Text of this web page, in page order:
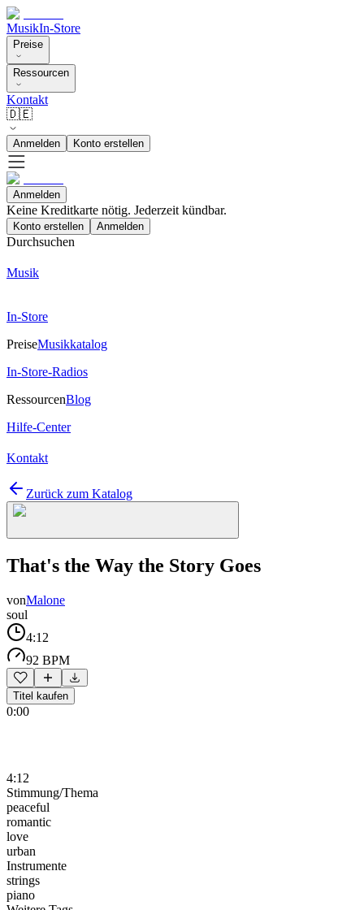
MusikIn-Store
Preise
Ressourcen
Kontakt
🇩🇪
Anmelden Konto erstellen
Anmelden
Keine Kreditkarte nötig. Jederzeit kündbar.
Konto erstellen Anmelden
Durchsuchen
Musik
In-Store
PreiseMusikkatalog
In-Store-Radios
RessourcenBlog
Hilfe-Center
Kontakt
Zurück zum Katalog
That's the Way the Story Goes
vonMalone
soul
4:12
92 BPM
Titel kaufen
0:00
4:12
Stimmung/Thema
peaceful
romantic
love
urban
Instrumente
strings
piano